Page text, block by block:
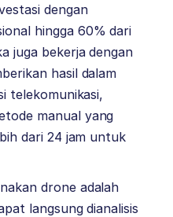
dengan
hingga 60% dari
juga bekerja dengan
hasil dalam
telekomunikasi,
manual yang
dari 24 jam untuk
drone adalah
langsung dianalisis